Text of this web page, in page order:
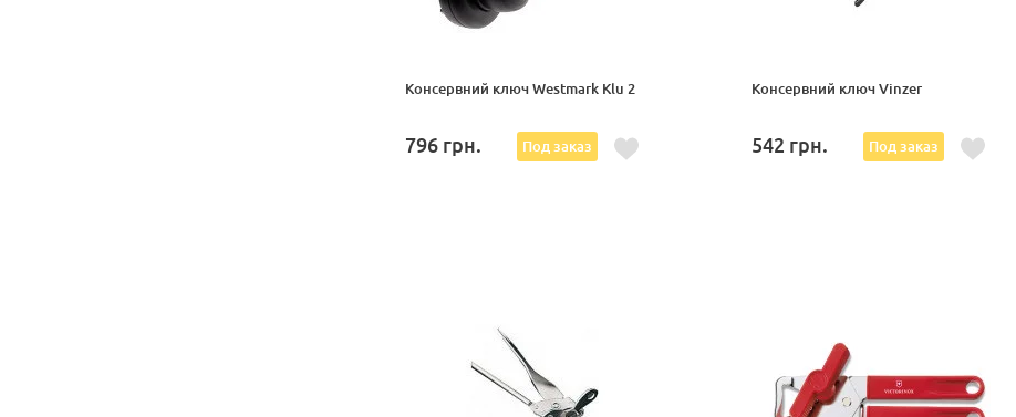
Консервний ключ Westmark Klu 2
796 грн. Под заказ
Консервний ключ Vinzer
542 грн. Под заказ